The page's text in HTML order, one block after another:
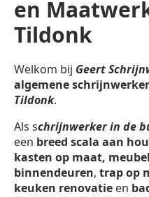
en
Tildonk
Welkom bij Geert
algemene
Tildonk.
Als schrijnwerker in de
een breed scala aan
kasten op maat,
binnendeuren, trap op
keuken renovatie en